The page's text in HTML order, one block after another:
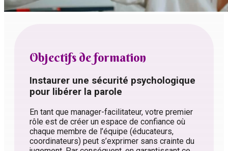
Objectifs de formation
Instaurer une sécurité psychologique
pour libérer la parole
En tant que manager-facilitateur, votre premier
rôle est de créer un espace de confiance où
chaque membre de l’équipe (éducateurs,
coordinateurs) peut s’exprimer sans crainte du